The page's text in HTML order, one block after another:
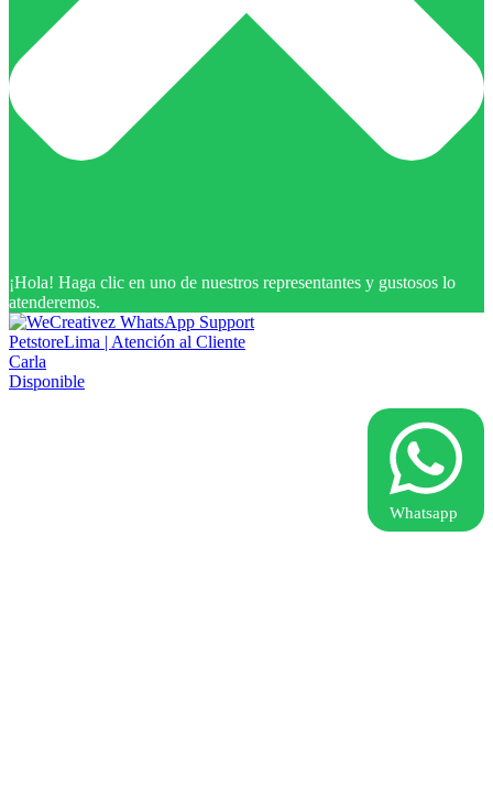
¡Hola! Haga clic en uno de nuestros representantes y gustosos lo
atenderemos.
PetstoreLima | Atención al Cliente
Carla
Disponible
Whatsapp